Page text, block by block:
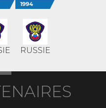
1994
RUSSIE